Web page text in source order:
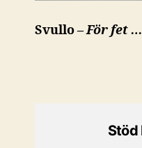
Svullo –För fet …
Stöd